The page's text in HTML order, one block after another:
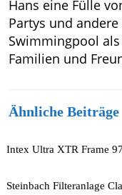
Hans eine Fülle
Partys und
Swimmingpool
Familien und
Ähnliche Beiträge
Intex Ultra XTR Frame
Steinbach Filteranlage